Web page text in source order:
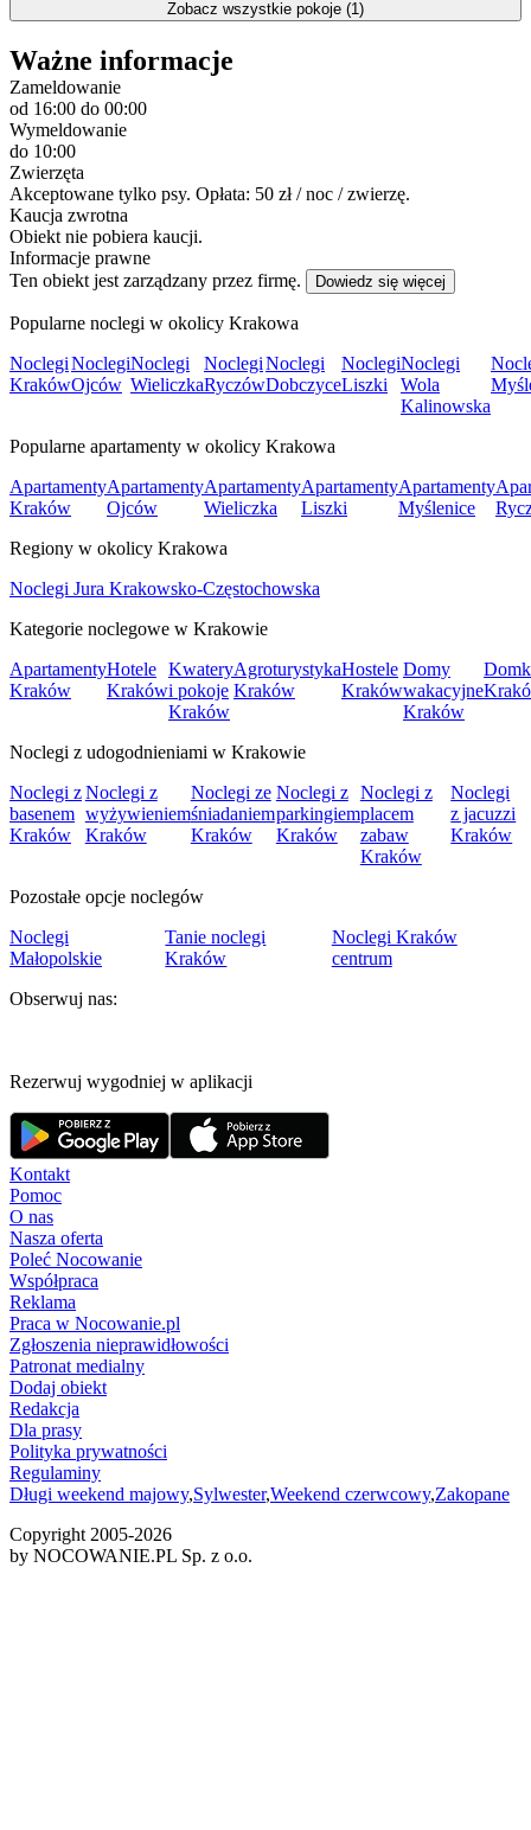
Zobacz wszystkie pokoje (1)
Ważne informacje
Zameldowanie
od 16:00 do 00:00
Wymeldowanie
do 10:00
Zwierzęta
Akceptowane tylko psy. Opłata: 50 zł / noc / zwierzę.
Kaucja zwrotna
Obiekt nie pobiera kaucji.
Informacje prawne
Ten obiekt jest zarządzany przez firmę.
Dowiedz się więcej
Popularne noclegi w okolicy Krakowa
Noclegi
Kraków
Noclegi
Ojców
Noclegi
Wieliczka
Noclegi
Ryczów
Noclegi
Dobczyce
Noclegi
Liszki
Noclegi
Wola
Kalinowska
Popularne apartamenty w okolicy Krakowa
Apartamenty
Kraków
Apartamenty
Ojców
Apartamenty
Wieliczka
Apartamenty
Liszki
Apartamenty
Myślenice
Regiony w okolicy Krakowa
Noclegi Jura Krakowsko-Częstochowska
Kategorie noclegowe w Krakowie
Apartamenty
Kraków
Hotele
Kraków
Kwatery
i pokoje
Kraków
Agroturystyka
Kraków
Hostele
Kraków
Domy
wakacyjne
Kraków
Noclegi z udogodnieniami w Krakowie
Noclegi z
basenem
Kraków
Noclegi z
wyżywieniem
Kraków
Noclegi ze
śniadaniem
Kraków
Noclegi z
parkingiem
Kraków
Noclegi z
placem
zabaw
Kraków
Noclegi
z jacuzzi
Kraków
Pozostałe opcje noclegów
Noclegi
Małopolskie
Tanie noclegi
Kraków
Noclegi Kraków
centrum
Obserwuj nas:
Rezerwuj wygodniej w aplikacji
Kontakt
Pomoc
O nas
Nasza oferta
Poleć Nocowanie
Współpraca
Reklama
Praca w Nocowanie.pl
Zgłoszenia nieprawidłowości
Patronat medialny
Dodaj obiekt
Redakcja
Dla prasy
Polityka prywatności
Regulaminy
Długi weekend majowy,Sylwester,Weekend czerwcowy,Zakopane
Copyright 2005-2026
by NOCOWANIE.PL Sp. z o.o.